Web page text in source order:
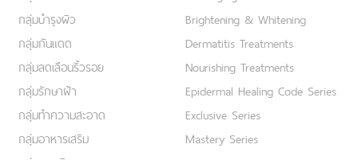
กลุ่มบำรุงผิว
กลุ่มกันแดด
กลุ่มลดเลือนริ้วรอย
กลุ่มรักษาฝ้า
กลุ่มทำความสะอาด
กลุ่มอาหารเสริม
Brightening & Whitening
Dermatitis Treatments
Nourishing Treatments
Epidermal Healing Code Series
Exclusive Series
Mastery Series